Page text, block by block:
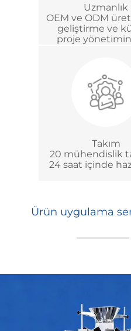
Uzmanlık
OEM ve ODM
geliştirme ve
proje
Takım
20 mühendislik
24 saat içinde
Ürün uygulama